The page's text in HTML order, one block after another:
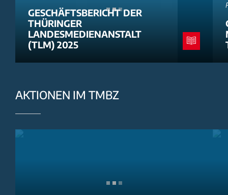
GESCHÄFTSBERICHT DER
THÜRINGER
LANDESMEDIENANSTALT
(TLM) 2025
AKTIONEN IM TMBZ